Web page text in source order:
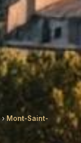
› Mont-Saint-